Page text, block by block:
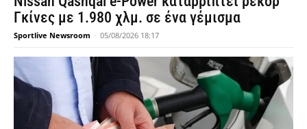
Γκίνες με 1.980 χλμ. σε ένα γέμισμα
Sportlive Newsroom - 05/08/2026 18:17